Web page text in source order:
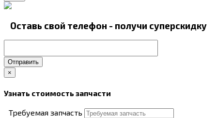
Оставь свой телефон - получи суперскидку
Отправить
×
Узнать стоимость запчасти
Требуемая запчасть